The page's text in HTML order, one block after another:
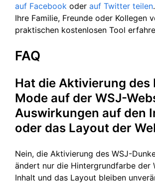
auf Facebook oder auf Twitter teilen
Ihre Familie, Freunde oder Kollegen
praktischen kostenlosen Tool
FAQ
Hat die Aktivierung des
Mode auf der WSJ-
Auswirkungen auf den
oder das Layout der
Nein, die Aktivierung des WSJ-
ändert nur die Hintergrundfarbe der
Inhalt und das Layout bleiben